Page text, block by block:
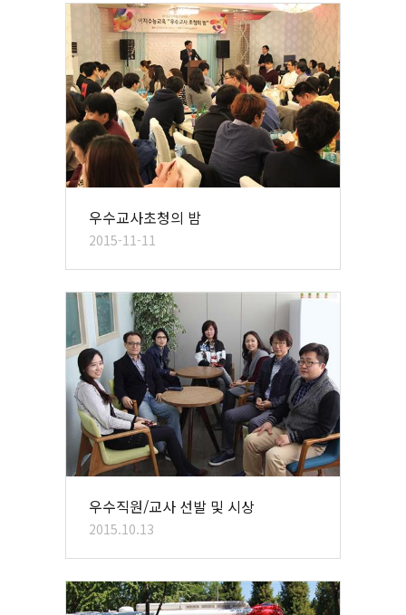
우수교사초청의 밤
2015-11-11
우수직원/교사 선발 및 시상
2015.10.13